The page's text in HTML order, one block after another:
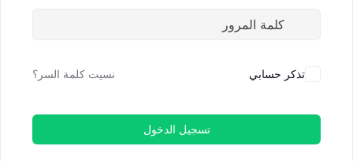
تذكر حسابي نسيت كلمة السر؟
تسجيل الدخول